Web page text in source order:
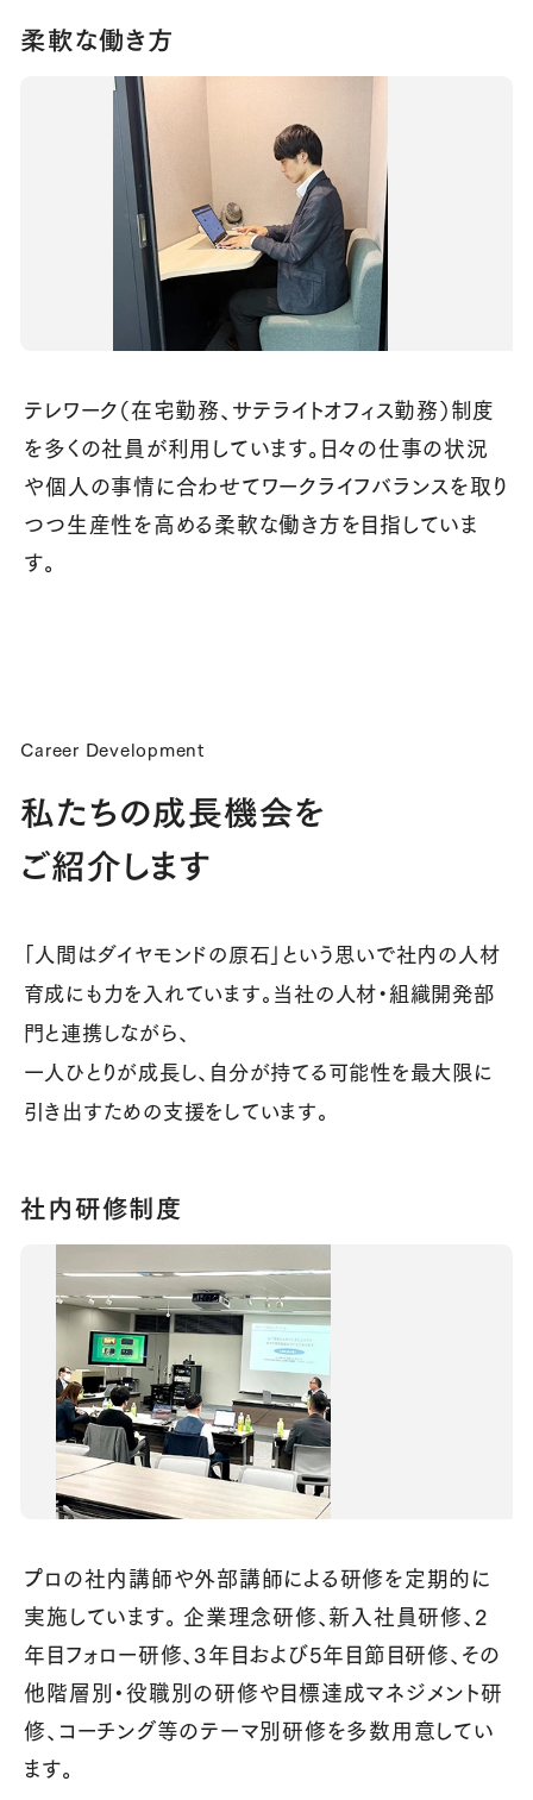
柔軟な働き方
テレワーク（在宅勤務、サテライトオフィス勤務）制度
を多くの社員が利用しています。日々の仕事の状況
や個人の事情に合わせてワークライフバランスを取り
つつ生産性を高める柔軟な働き方を目指していま
す。
Career Development
私たちの成長機会を
ご紹介します
「人間はダイヤモンドの原石」という思いで社内の人材
育成にも力を入れています。当社の人材・組織開発部
門と連携しながら、
一人ひとりが成長し、自分が持てる可能性を最大限に
引き出すための支援をしています。
社内研修制度
プロの社内講師や外部講師による研修を定期的に
実施しています。 企業理念研修、新入社員研修、2
年目フォロー研修、3年目および5年目節目研修、その
他階層別・役職別の研修や目標達成マネジメント研
修、コーチング等のテーマ別研修を多数用意してい
ます。